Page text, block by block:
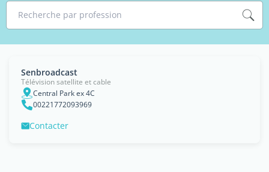
Recherche par profession
Senbroadcast
Télévision satellite et cable
Central Park ex 4C
00221772093969
Contacter